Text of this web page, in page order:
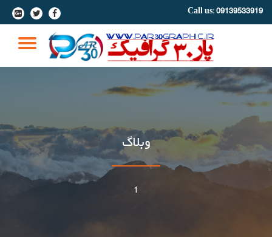
Call us: 09139533919
-
-
-
وبلاگ
1